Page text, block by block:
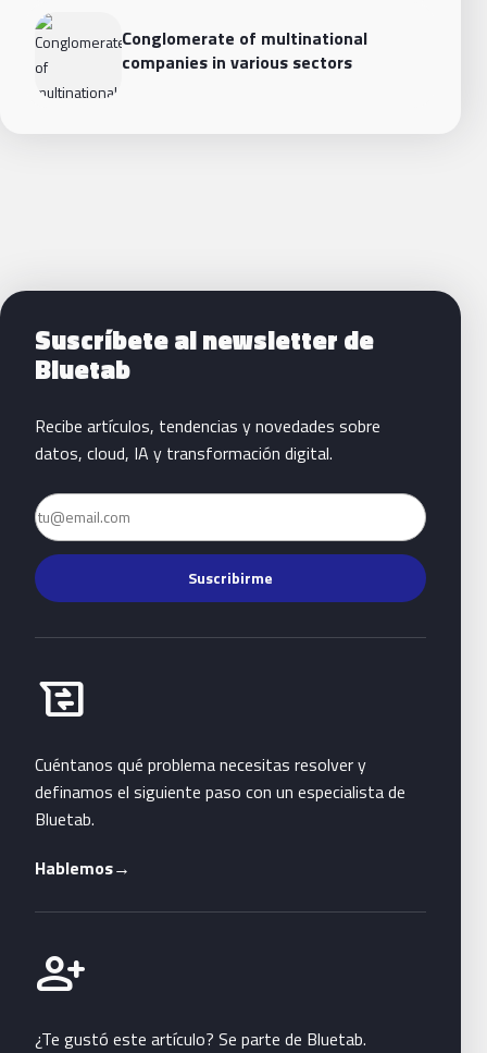
Conglomerate of multinational
companies in various sectors
Siguientes pasos con Bluetab
Suscríbete al newsletter de
Bluetab
Recibe artículos, tendencias y novedades sobre
datos, cloud, IA y transformación digital.
Email
Suscribirme
business_messages
Habla con Bluetab
Cuéntanos qué problema necesitas resolver y
definamos el siguiente paso con un especialista de
Bluetab.
Hablemos→
person_add
Únete a Bluetab
¿Te gustó este artículo? Se parte de Bluetab.